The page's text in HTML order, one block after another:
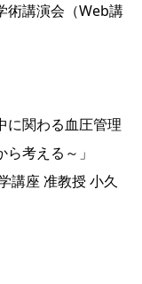
術講演会（Web講
に関わる血圧管理
考える～」
講座 准教授 小久